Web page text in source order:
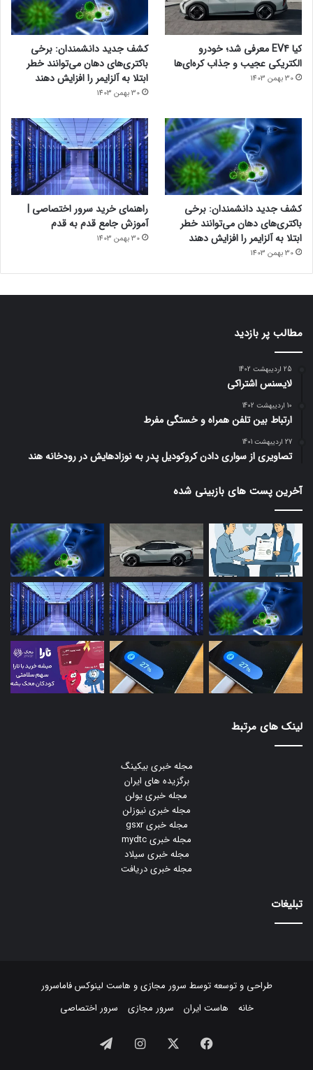
کیا EV4 معرفی شد؛ خودرو
الکتریکی عجیب و جذاب کره‌ای‌ها
30 بهمن 1403
کشف جدید دانشمندان: برخی
باکتری‌های دهان می‌توانند خطر
ابتلا به آلزایمر را افزایش دهند
30 بهمن 1403
کشف جدید دانشمندان: برخی
باکتری‌های دهان می‌توانند خطر
ابتلا به آلزایمر را افزایش دهند
30 بهمن 1403
راهنمای خرید سرور اختصاصی |
آموزش جامع قدم به قدم
30 بهمن 1403
مطالب پر بازدید
25 اردیبهشت 1402
لایسنس اشتراکی
10 اردیبهشت 1402
ارتباط بین تلفن همراه و خستگی مفرط
27 اردیبهشت 1401
تصاویری از سواری دادن کروکودیل پدر به نوزادهایش در رودخانه هند
آخرین پست های بازبینی شده
لینک های مرتبط
مجله خبری بیکینگ
برگزیده های ایران
مجله خبری یولن
مجله خبری نیوزلن
مجله خبری gsxr
مجله خبری mydtc
مجله خبری سیلاد
مجله خبری دریافت
تبلیغات
طراحی و توسعه توسط سرور مجازیو هاست لینوکسفاماسرور
خانه
هاست ایران سرور مجازی سرور اختصاصی
فیسبوک ایکس اینستاگرام